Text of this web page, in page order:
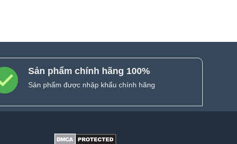
Sản phẩm chính hãng 100%
Sản phẩm được nhập khẩu chính hãng